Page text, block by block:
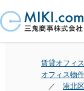
賃貸オフィ
オフィス物
港北区